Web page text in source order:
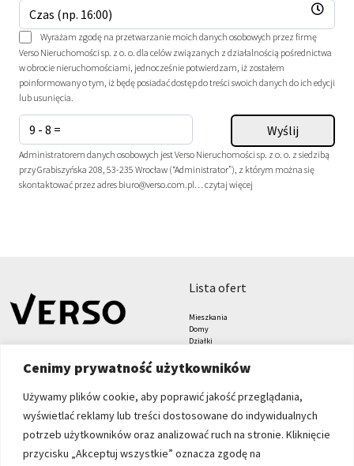
Cenimy prywatność użytkowników
Używamy plików cookie, aby poprawić jakość przeglądania,
wyświetlać reklamy lub treści dostosowane do indywidualnych
potrzeb użytkowników oraz analizować ruch na stronie. Kliknięcie
przycisku „Akceptuj wszystkie” oznacza zgodę na
Wyrażam zgodę na przetwarzanie moich danych osobowych przez firmę
Verso Nieruchomości sp. z o. o. dla celów związanych z działalnością pośrednictwa
w obrocie nieruchomościami, jednocześnie potwierdzam, iż zostałem
poinformowany o tym, iż będę posiadać dostęp do treści swoich danych do ich edycji
lub usunięcia.
Administratorem danych osobowych jest Verso Nieruchomości sp. z o. o. z siedzibą
przy Grabiszyńska 208, 53-235 Wrocław (“Administrator”), z którym można się
skontaktować przez adres biuro@verso.com.pl…czytaj więcej
lista ofert
Mieszkania
Domy
Działki
Biura
znajdziesz nas tu formularze
Zgłoś nieruchomość
Blog